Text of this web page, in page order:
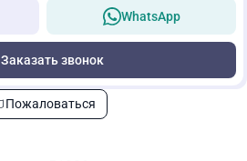
WhatsApp
Заказать звонок
Пожаловаться